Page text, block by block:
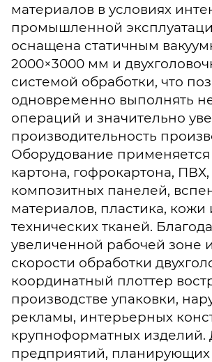
материалов в условиях
промышленной
оснащена статичным
2000×3000 мм и
системой обработки, что
одновременно выполнять
операций и значительно
производительность
Оборудование применяется
картона, гофрокартона,
композитных панелей,
материалов, пластика, кожи
технических тканей.
увеличенной рабочей зоне
скорости обработки
координатный плоттер
производстве упаковки,
рекламы, интерьерных
крупноформатных изделий.
предприятий, планирующих